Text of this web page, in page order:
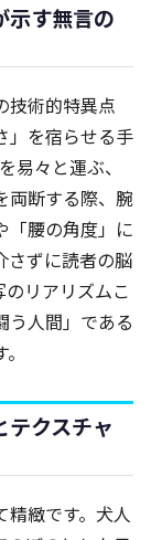
示す無言の
技術的特異点
」を宿らせる手
易々と運ぶ、
両断する際、腕
「腰の角度」に
さずに読者の脳
リアリズムこ
う人間」である
テクスチャ
緻です。犬人